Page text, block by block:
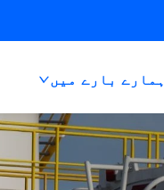
ہمارے بارے میں